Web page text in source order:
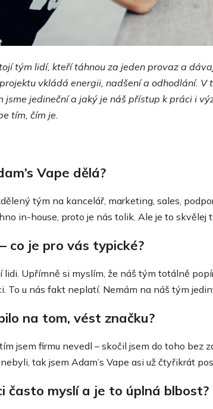
tým lidí, kteří táhnou za jeden provaz a
vkládá energii, nadšení a odhodlání.
jsme jedineční a jaký je náš přístup k práci i
tím, čím je.
Vape dělá?
tým na kancelář, marketing, sales,
in-house, proto je nás tolik. Ale je to skvělej
co je pro vás typické?
Upřímně si myslím, že náš tým totálně
To u nás fakt neplatí. Nemám na náš tým
na tom, vést značku?
jsem firmu nevedl – skočil jsem do toho bez
tak jsem Adam’s Vape asi už čtyřikrát
často myslí a je to úplná blbost?